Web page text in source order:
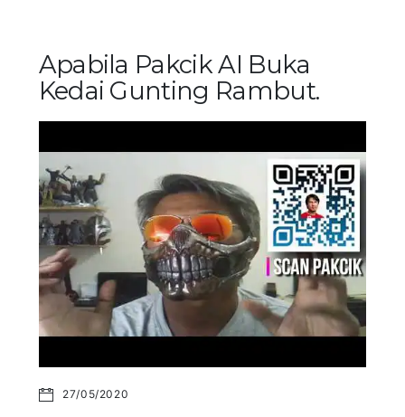
Apabila Pakcik AI Buka
Kedai Gunting Rambut.
27/05/2020